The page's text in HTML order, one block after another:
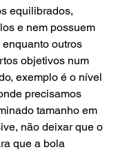
equilibrados,
e nem possuem
outros
objetivos num
exemplo é o nível
precisamos
tamanho em
não deixar que o
que a bola